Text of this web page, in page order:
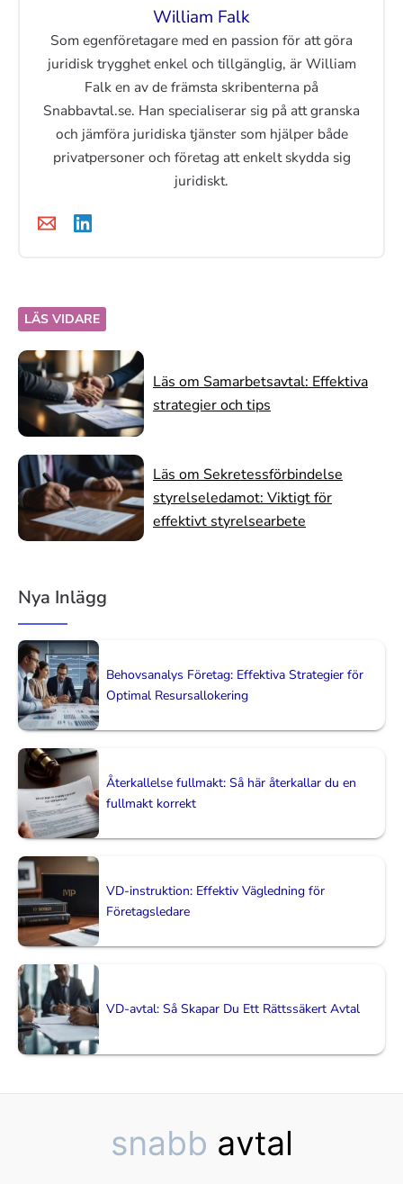
William Falk
Som egenföretagare med en passion för att göra
juridisk trygghet enkel och tillgänglig, är William
Falk en av de främsta skribenterna på
Snabbavtal.se. Han specialiserar sig på att granska
och jämföra juridiska tjänster som hjälper både
privatpersoner och företag att enkelt skydda sig
juridiskt.
LÄS VIDARE
Läs om Samarbetsavtal: Effektiva
strategier och tips
Läs om Sekretessförbindelse
styrelseledamot: Viktigt för
effektivt styrelsearbete
Nya Inlägg
Behovsanalys Företag: Effektiva Strategier för
Optimal Resursallokering
Återkallelse fullmakt: Så här återkallar du en
fullmakt korrekt
VD-instruktion: Effektiv Vägledning för
Företagsledare
VD-avtal: Så Skapar Du Ett Rättssäkert Avtal